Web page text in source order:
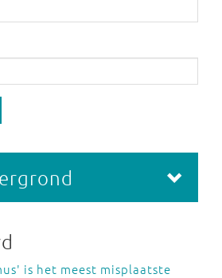
is het meest misplaatste